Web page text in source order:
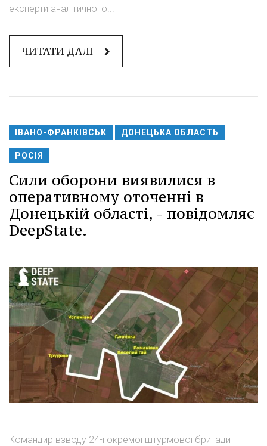
експерти аналітичного...
ЧИТАТИ ДАЛІ
ІВАНО-ФРАНКІВСЬК ДОНЕЦЬКА ОБЛАСТЬ
РОСІЯ
Сили оборони виявилися в
оперативному оточенні в
Донецькій області, - повідомляє
DeepState.
Командир взводу 24-ї окремої штурмової бригади